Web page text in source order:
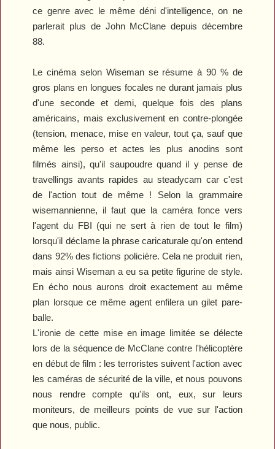
ce genre avec le même déni d'intelligence, on ne
parlerait plus de John McClane depuis décembre
88.
Le cinéma selon Wiseman se résume à 90 % de
gros plans en longues focales ne durant jamais plus
d'une seconde et demi, quelque fois des plans
américains, mais exclusivement en contre-plongée
(tension, menace, mise en valeur, tout ça, sauf que
même les perso et actes les plus anodins sont
filmés ainsi), qu'il saupoudre quand il y pense de
travellings avants rapides au steadycam car c'est
de l'action tout de même ! Selon la grammaire
wisemannienne, il faut que la caméra fonce vers
l'agent du FBI (qui ne sert à rien de tout le film)
lorsqu'il déclame la phrase caricaturale qu'on entend
dans 92% des fictions policière. Cela ne produit rien,
mais ainsi Wiseman a eu sa petite figurine de style.
En écho nous aurons droit exactement au même
plan lorsque ce même agent enfilera un gilet pare-
balle.
L'ironie de cette mise en image limitée se délecte
lors de la séquence de McClane contre l'hélicoptère
en début de film : les terroristes suivent l'action avec
les caméras de sécurité de la ville, et nous pouvons
nous rendre compte qu'ils ont, eux, sur leurs
moniteurs, de meilleurs points de vue sur l'action
que nous, public.